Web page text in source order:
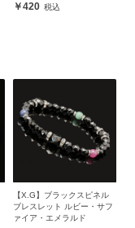
420
【X.G】ブラックスピネル
ブレスレット ルビー・サフ
ァイア・エメラルド